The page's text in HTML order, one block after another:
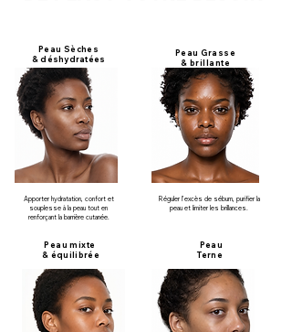
PeauSèches
&déshydratées
Apporter hydratation, confort et
souplesse à la peau tout en
renforçant la barrière cutanée.
Peaumixte
& équilibrée
Peau Grasse
& brillante
Réguler l’excès de sébum, purifier la
peau et limiter les brillances.
Peau
Terne